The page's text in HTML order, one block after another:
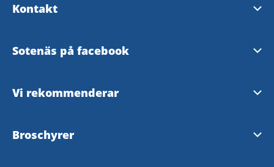
Kontakt
Turistinformation
Säkerhet och beredskap
Sotenäs på facebook
Visit Smögen &
Vi rekommenderar
Bohuslän
Broschyrer